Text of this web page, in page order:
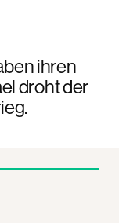
ihren
droht der